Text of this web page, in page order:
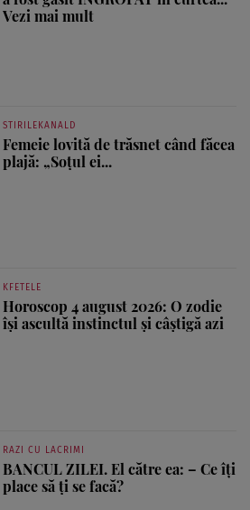
Vezi mai mult
STIRILEKANALD
Femeie lovită de trăsnet când făcea
plajă: „Soțul ei...
KFETELE
Horoscop 4 august 2026: O zodie
își ascultă instinctul și câștigă azi
RAZI CU LACRIMI
BANCUL ZILEI. El către ea: – Ce îți
place să ți se facă?